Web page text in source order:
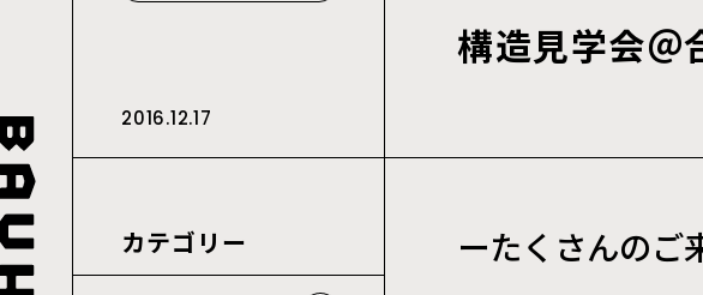
2016.12.17
構造見学会＠
カテゴリー ーたくさんのご